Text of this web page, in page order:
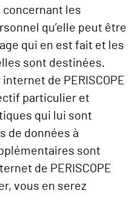
concernant les
qu’elle peut être
qui en est fait et les
sont destinées.
de PERISCOPE
particulier et
qui lui sont
de données à
sont
de PERISCOPE
vous en serez